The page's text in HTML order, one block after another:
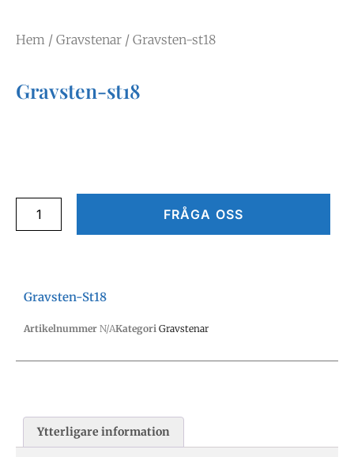
Hem / Gravstenar / Gravsten-st18
Gravsten-st18
FRÅGA OSS
Gravsten-St18
Artikelnummer N/AKategori Gravstenar
Ytterligare information